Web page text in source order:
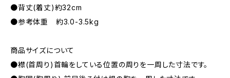
●背丈(着丈)約32cm
●参考体重 約3.0-3.5kg
商品サイズについて
●襟(首周り)首輪をしている位置の周りを一周した寸法です。